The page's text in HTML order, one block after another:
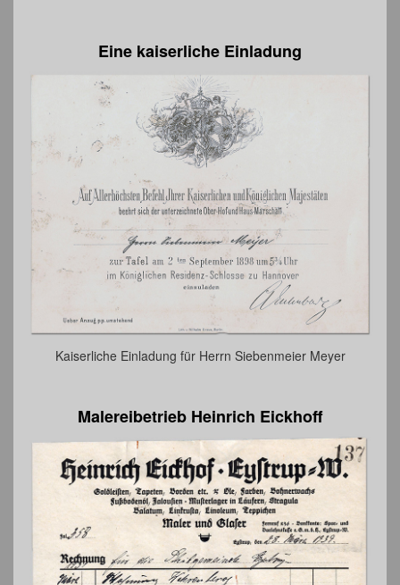
Eine kaiserliche Einladung
Kaiserliche Einladung für Herrn Siebenmeier Meyer
Malereibetrieb Heinrich Eickhoff